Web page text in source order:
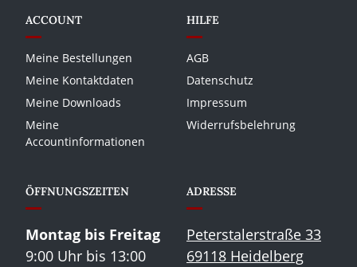
ACCOUNT
Meine Bestellungen
Meine Kontaktdaten
Meine Downloads
Meine
Accountinformationen
HILFE
AGB
Datenschutz
Impressum
Widerrufsbelehrung
ÖFFNUNGSZEITEN
Montag bis Freitag
9:00 Uhr bis 13:00
ADRESSE
Peterstalerstraße 33
69118 Heidelberg